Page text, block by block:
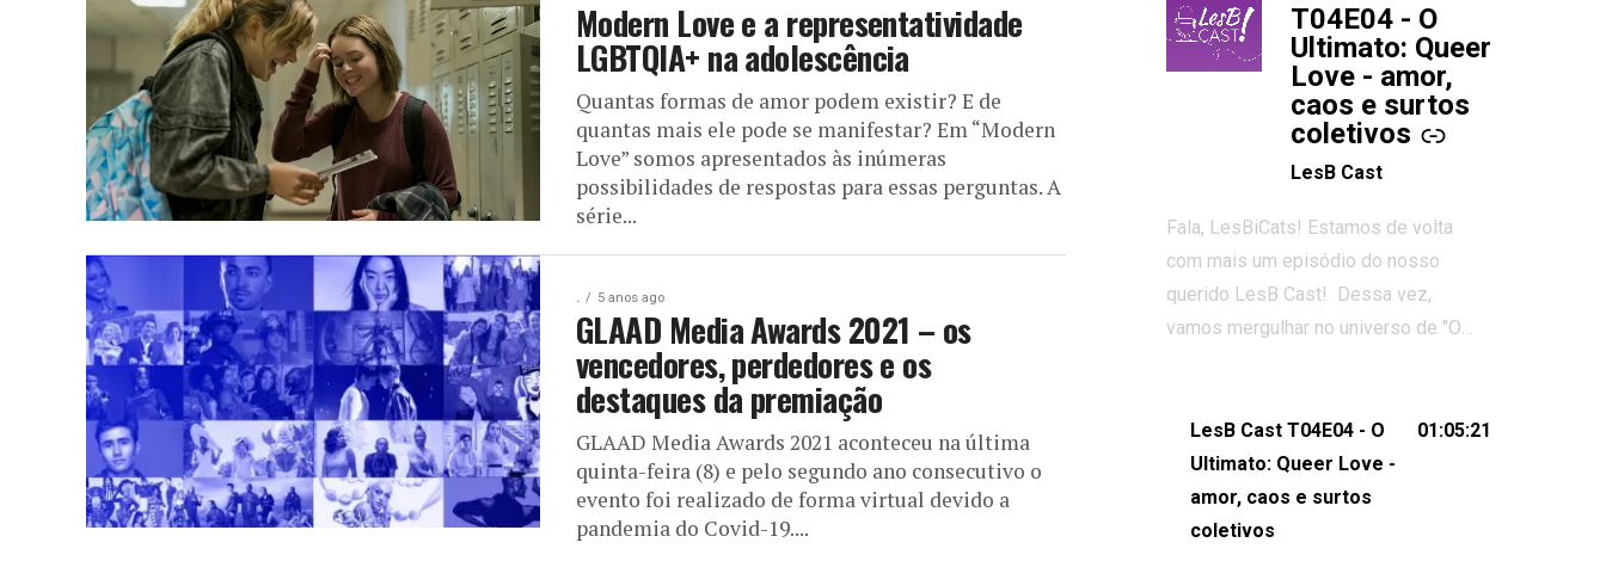
Modern Love e a representatividade
LGBTQIA+ na adolescência
Quantas formas de amor podem existir? E de
quantas mais ele pode se manifestar? Em “Modern
Love” somos apresentados às inúmeras
possibilidades de respostas para essas perguntas. A
série...
. 5 anos ago
GLAAD Media Awards 2021 – os
vencedores, perdedores e os
destaques da premiação
GLAAD Media Awards 2021 aconteceu na última
quinta-feira (8) e pelo segundo ano consecutivo o
evento foi realizado de forma virtual devido a
pandemia do Covid-19....
T04E04 - O
Ultimato: Queer
Love - amor,
caos e surtos
coletivos
LesB Cast
Fala, LesBiCats! Estamos de volta
com mais um episódio do nosso
querido LesB Cast! Dessa vez,
vamos mergulhar no universo de "O
e levantou debates intensos sobre
relacionamentos queer. Vem com a
gente comentar os melhores
momentos, as maiores confusões e,
LesB Cast T04E04 - O
Ultimato: Queer Love -
amor, caos e surtos
coletivos
01:05:21